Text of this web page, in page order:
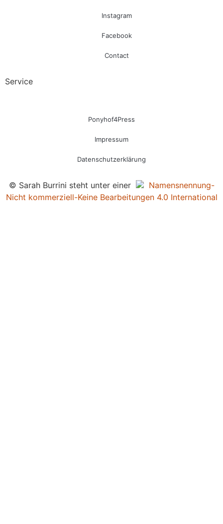
Instagram
Facebook
Contact
Service
Ponyhof4Press
Impressum
Datenschutzerklärung
© Sarah Burrini steht unter einer
Namensnennung-
Nicht kommerziell-Keine Bearbeitungen 4.0 International